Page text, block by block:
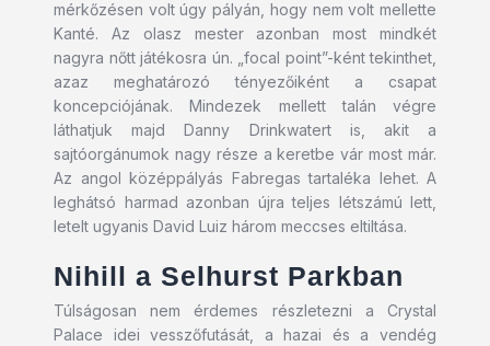
mérkőzésen volt úgy pályán, hogy nem volt mellette
Kanté. Az olasz mester azonban most mindkét
nagyra nőtt játékosra ún. „focal point”-ként tekinthet,
azaz meghatározó tényezőiként a csapat
koncepciójának. Mindezek mellett talán végre
láthatjuk majd Danny Drinkwatert is, akit a
sajtóorgánumok nagy része a keretbe vár most már.
Az angol középpályás Fabregas tartaléka lehet. A
leghátsó harmad azonban újra teljes létszámú lett,
letelt ugyanis David Luiz három meccses eltiltása.
Nihill a Selhurst Parkban
Túlságosan nem érdemes részletezni a Crystal
Palace idei vesszőfutását, a hazai és a vendég